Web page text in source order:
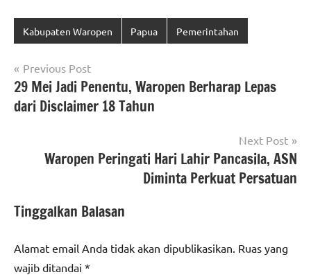
Kabupaten Waropen Papua Pemerintahan
Navigasi
pos
Previous Post
29 Mei Jadi Penentu, Waropen Berharap Lepas
dari Disclaimer 18 Tahun
Next Post
Waropen Peringati Hari Lahir Pancasila, ASN
Diminta Perkuat Persatuan
Tinggalkan Balasan
Alamat email Anda tidak akan dipublikasikan. Ruas yang
wajib ditandai *